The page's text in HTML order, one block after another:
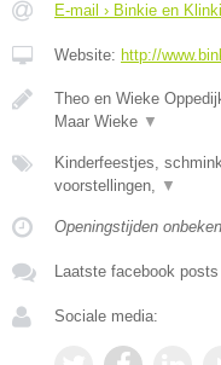
E-mail › Binkie en
Website: http://
Theo en Wieke
Maar Wieke ▼
Kinderfeestjes,
voorstellingen, ▼
Openingstijden
Laatste facebook posts
Sociale media: